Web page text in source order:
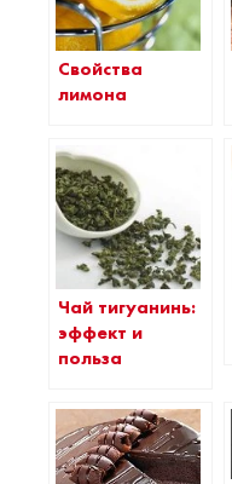
Свойства
лимона
Чай тигуанинь:
эффект и
польза